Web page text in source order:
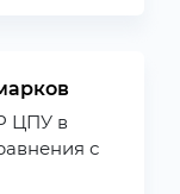
ЦПУ в
с